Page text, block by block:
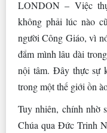
LONDON – Việc
không phải lúc nào
người Công Giáo, vì
đắm mình lâu dài
nội tâm. Đây thực sự
trong một thế giới ồn
Tuy nhiên, chính nhờ
Chúa qua Đức Trinh